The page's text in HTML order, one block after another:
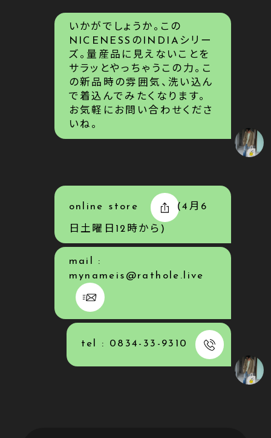
いかがでしょうか。この
NICENESSのINDIAシリー
ズ。量産品に見えないことを
サラッとやっちゃうこの力。こ
の新品時の雰囲気、洗い込ん
で着込んでみたくなります。
お気軽にお問い合わせくださ
いね。
online store (4月6
日土曜日12時から)
mail :
mynameis@rathole.live
tel : 0834-33-9310